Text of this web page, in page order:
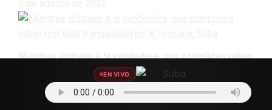
Mientras distraen a la vendedora, sus cómplices roban
con total tranquilidad en la Toscana, Suba
5 de agosto de 2026
EN VIVO